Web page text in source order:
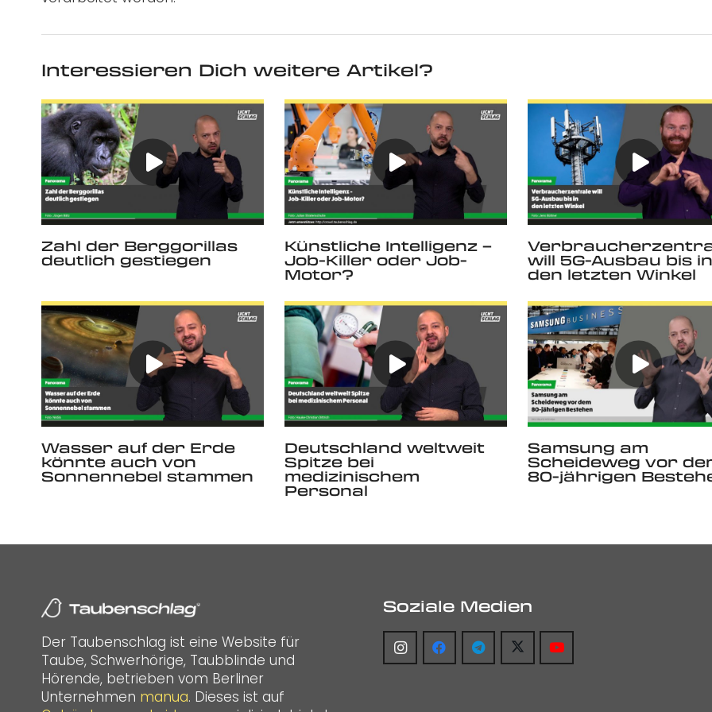
Interessieren Dich weitere Artikel?
Zahl der Berggorillas
deutlich gestiegen
Künstliche Intelligenz –
Job-Killer oder Job-
Motor?
will 5G-Ausbau bis in
den letzten Winkel
Wasser auf der Erde
könnte auch von
Sonnennebel stammen
Deutschland weltweit
Spitze bei
medizinischem
Personal
Samsung am
Scheideweg vor
80-jährigen
Der Taubenschlag ist eine Website für
Taube, Schwerhörige, Taubblinde und
Hörende, betrieben vom Berliner
Unternehmen manua. Dieses ist auf
Soziale Medien